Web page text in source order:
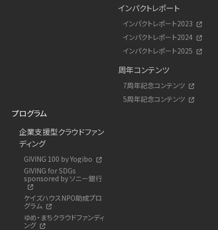
インパクトレポート
インパクトレポート2023
インパクトレポート2024
インパクトレポート2025
周年コンテンツ
7周年記念コンテンツ
5周年記念コンテンツ
プログラム
企業支援型クラウドファン
ディング
GIVING 100 by Yogibo
GIVING for SDGs
sponsored by ソニー銀行
ケイズハウスNPO助成プロ
グラム
ゆめ・まちクラウドファンディ
ング